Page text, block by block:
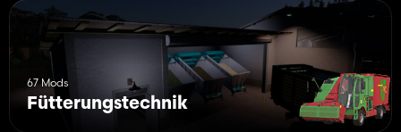
67 Mods
Fütterungstechnik